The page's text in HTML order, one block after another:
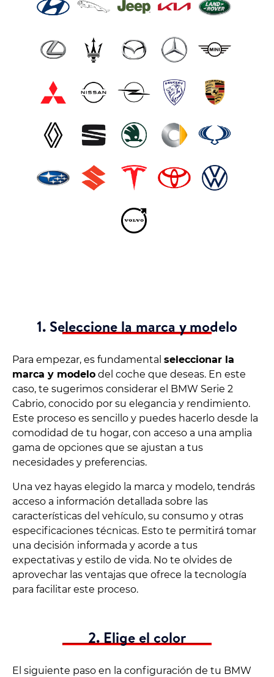
1. Seleccione la marca y modelo
Para empezar, es fundamental seleccionar la
marca y modelo del coche que deseas. En este
caso, te sugerimos considerar el BMW Serie 2
Cabrio, conocido por su elegancia y rendimiento.
Este proceso es sencillo y puedes hacerlo desde la
comodidad de tu hogar, con acceso a una amplia
gama de opciones que se ajustan a tus
necesidades y preferencias.
Una vez hayas elegido la marca y modelo, tendrás
acceso a información detallada sobre las
características del vehículo, su consumo y otras
especificaciones técnicas. Esto te permitirá tomar
una decisión informada y acorde a tus
expectativas y estilo de vida. No te olvides de
aprovechar las ventajas que ofrece la tecnología
para facilitar este proceso.
2. Elige el color
El siguiente paso en la configuración de tu BMW